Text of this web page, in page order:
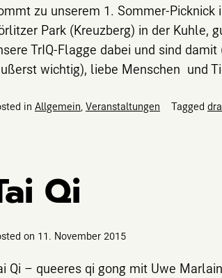
zu unserem 1. Sommer-Picknick
Park (Kreuzberg) in der Kuhle,
TrIQ-Flagge dabei und sind
wichtig), liebe Menschen und
in Allgemein Veranstaltungen Tagged
Qi
on 11. November 2015
Qi – queeres qi gong mit Uwe